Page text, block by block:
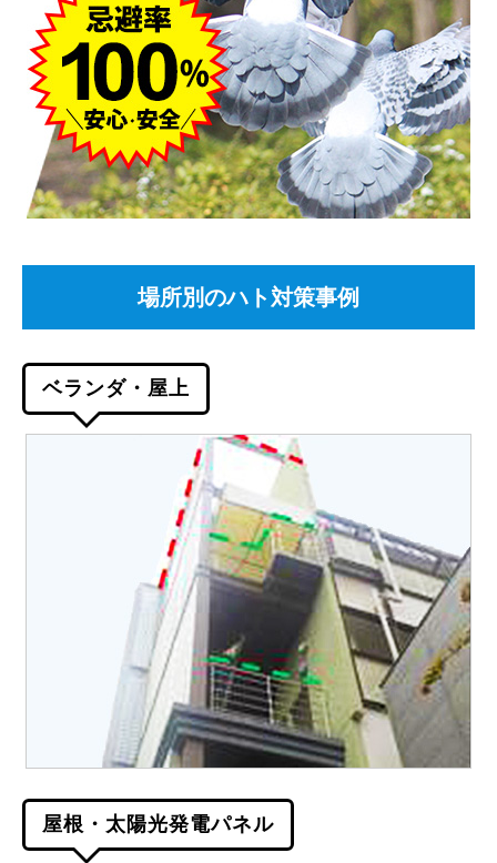
場所別のハト対策事例
ベランダ・屋上
屋根・太陽光発電パネル